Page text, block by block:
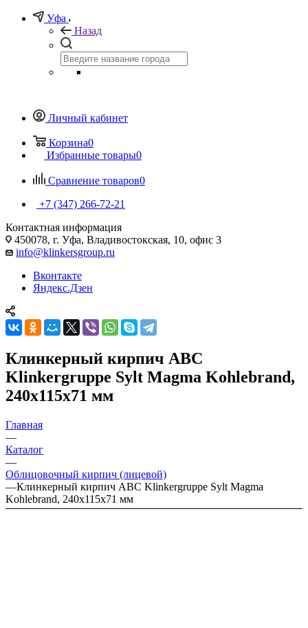
Уфа
Назад
Личный кабинет
Корзина0
Избранные товары0
Сравнение товаров0
+7 (347) 266-72-21
Контактная информация
450078, г. Уфа, Владивостокская, 10, офис 3
info@klinkersgroup.ru
Вконтакте
Яндекс.Дзен
Клинкерный кирпич ABC
Klinkergruppe Sylt Magma Kohlebrand,
240х115х71 мм
Главная
—
Каталог
—
Облицовочный кирпич (лицевой)
—Клинкерный кирпич ABC Klinkergruppe Sylt Magma
Kohlebrand, 240х115х71 мм